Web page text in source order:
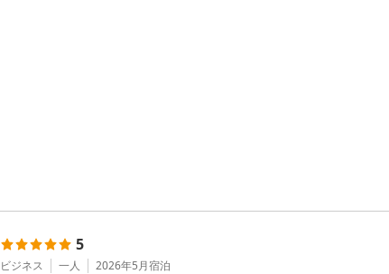
5
ビジネス 一人 2026年5月宿泊